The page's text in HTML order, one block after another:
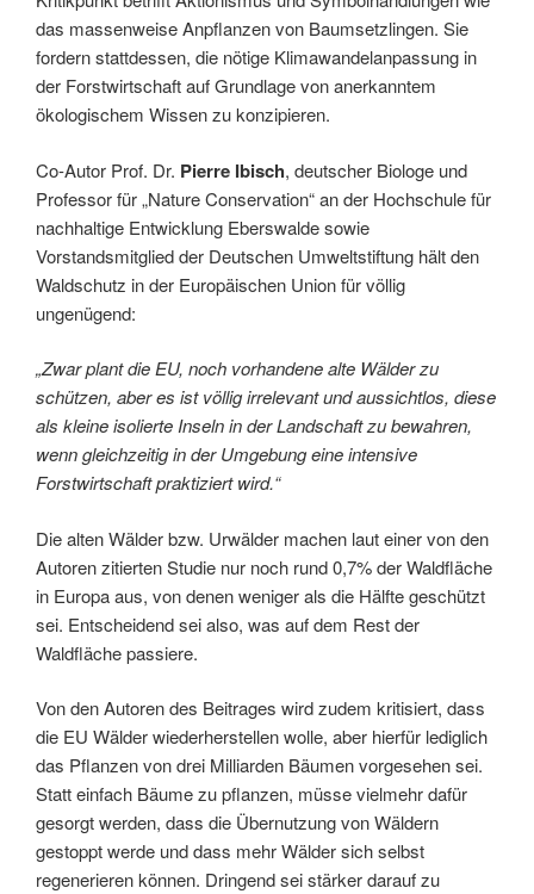
das massenweise Anpflanzen von Baumsetzlingen. Sie
fordern stattdessen, die nötige Klimawandelanpassung in
der Forstwirtschaft auf Grundlage von anerkanntem
ökologischem Wissen zu konzipieren.
Co-Autor Prof. Dr. Pierre Ibisch, deutscher Biologe und
Professor für „Nature Conservation“ an der Hochschule für
nachhaltige Entwicklung Eberswalde sowie
Vorstandsmitglied der Deutschen Umweltstiftung hält den
Waldschutz in der Europäischen Union für völlig
ungenügend:
„Zwar plant die EU, noch vorhandene alte Wälder zu
schützen, aber es ist völlig irrelevant und aussichtlos, diese
als kleine isolierte Inseln in der Landschaft zu bewahren,
wenn gleichzeitig in der Umgebung eine intensive
Forstwirtschaft praktiziert wird.“
Die alten Wälder bzw. Urwälder machen laut einer von den
Autoren zitierten Studie nur noch rund 0,7% der Waldfläche
in Europa aus, von denen weniger als die Hälfte geschützt
sei. Entscheidend sei also, was auf dem Rest der
Waldfläche passiere.
Von den Autoren des Beitrages wird zudem kritisiert, dass
die EU Wälder wiederherstellen wolle, aber hierfür lediglich
das Pflanzen von drei Milliarden Bäumen vorgesehen sei.
Statt einfach Bäume zu pflanzen, müsse vielmehr dafür
gesorgt werden, dass die Übernutzung von Wäldern
gestoppt werde und dass mehr Wälder sich selbst
regenerieren können. Dringend sei stärker darauf zu